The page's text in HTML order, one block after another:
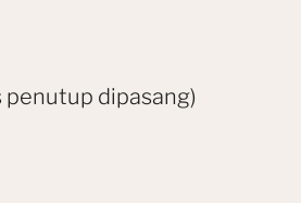
dipasang)